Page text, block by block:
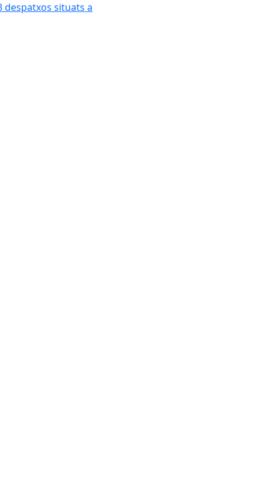
despatxos situats a